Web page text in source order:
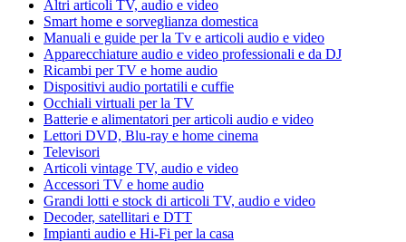
Altri articoli TV, audio e video
Smart home e sorveglianza domestica
Manuali e guide per la Tv e articoli audio e video
Apparecchiature audio e video professionali e da DJ
Ricambi per TV e home audio
Dispositivi audio portatili e cuffie
Occhiali virtuali per la TV
Batterie e alimentatori per articoli audio e video
Lettori DVD, Blu-ray e home cinema
Televisori
Articoli vintage TV, audio e video
Accessori TV e home audio
Grandi lotti e stock di articoli TV, audio e video
Decoder, satellitari e DTT
Impianti audio e Hi-Fi per la casa